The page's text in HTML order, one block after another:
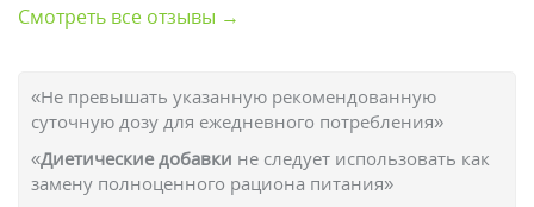
Смотреть все отзывы →
«Не превышать указанную рекомендованную
суточную дозу для ежедневного потребления»
«Диетические добавки не следует использовать как
замену полноценного рациона питания»